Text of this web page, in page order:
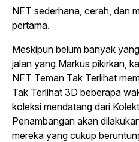
NFT sederhana, cerah, dan
pertama.
Meskipun belum banyak
jalan yang Markus pikirkan,
NFT Teman Tak Terlihat
Tak Terlihat 3D beberapa
koleksi mendatang dari
Penambangan akan
mereka yang cukup